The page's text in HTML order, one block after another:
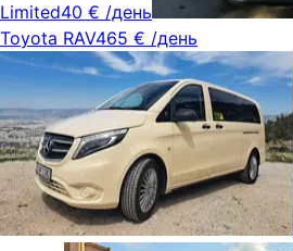
Limited40 € /день
Toyota RAV465 € /день